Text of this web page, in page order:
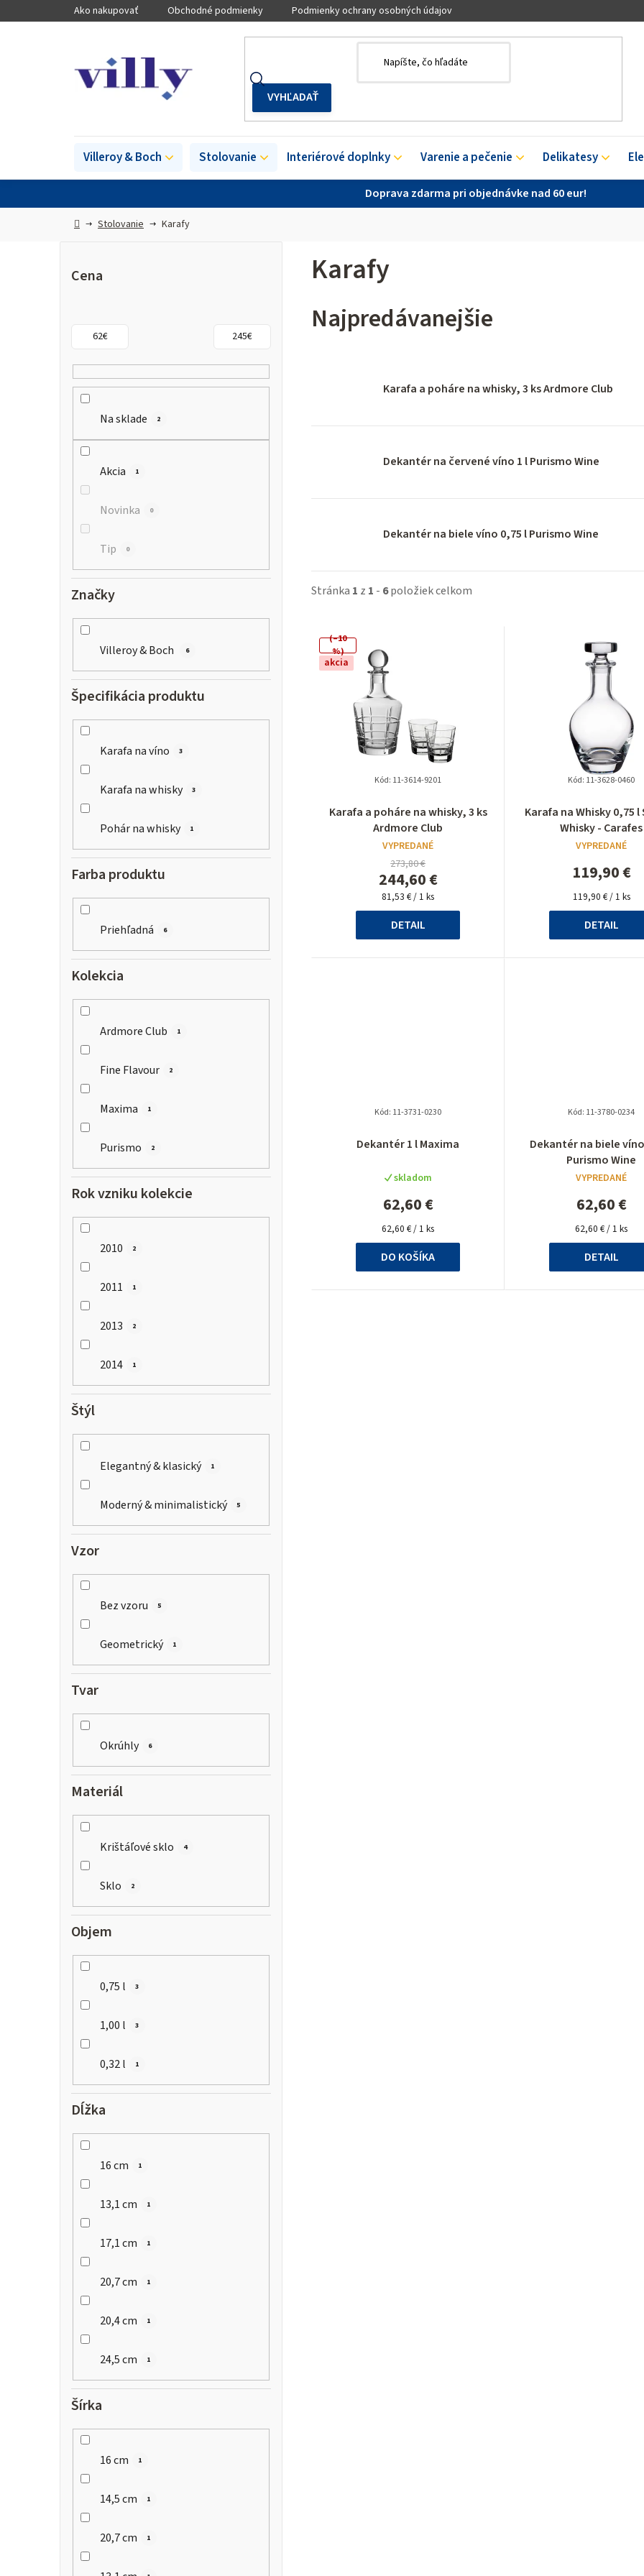
na
Doprava zdarma pri objednávke nad 60 eur!
Ako nakupovať Obchodné podmienky Podmienky ochrany osobných údajov
Villeroy & Boch Stolovanie Interiérové doplnky Varenie a pečenie Delikatesy
DomovStolovanie Karafy
Cena
62€ 245€
Na sklade 2
Akcia 1
Novinka 0
Tip 0
Značky
Villeroy & Boch 6
Špecifikácia produktu
Karafa na víno 3
Karafa na whisky 3
Pohár na whisky 1
Farba produktu
Priehľadná 6
Kolekcia
Ardmore Club 1
Fine Flavour 2
Maxima 1
Purismo 2
Rok vzniku kolekcie
2010 2
2011 1
2013 2
2014 1
Štýl
Elegantný & klasický 1
Moderný & minimalistický 5
Vzor
Bez vzoru 5
Geometrický 1
Tvar
Okrúhly 6
Materiál
Krištáľové sklo 4
Sklo 2
Objem
0,75 l 3
1,00 l 3
0,32 l 1
Dĺžka
16 cm 1
13,1 cm 1
17,1 cm 1
20,7 cm 1
20,4 cm 1
24,5 cm 1
Šírka
16 cm 1
14,5 cm 1
20,7 cm 1
Karafy
Najpredávanejšie
Karafa a poháre na whisky, 3 ks Ardmore Club
Dekantér na červené víno 1 l Purismo Wine
Dekantér na biele víno 0,75 l Purismo Wine
Stránka 1 z 1 - 6položiek celkom
V
ý
t
akcia
Karafa a poháre na whisky, 3 ks
Ardmore Club
hodnotenie
produktu
je
5,0
z
5
hviezdičiek.
VYPREDANÉ
244,60 €
273,80 €
(–10
%)
Jednotková
cena:
81,53 € / 1 ks
DETAIL
Kód: 11-3614-9201
Karafa na Whisky 0,75
Whisky - Carafes
produktu
je
5,0
z
5
VYPREDANÉ
119,90 €
Jednotková
cena:
119,90 € / 1 ks
DETAIL
Kód: 11-3628-0460
Dekantér 1 l Maxima
hodnotenie
je
5,0
z
5
hviezdičiek.
skladom
62,60 €
Jednotková
cena:
62,60 € / 1 ks
DO KOŠÍKA
Kód: 11-3731-0230
Dekantér na biele
Purismo Wine
produktu
je
5,0
z
5
VYPREDANÉ
62,60 €
Jednotková
cena:
62,60 € / 1 ks
DETAIL
Kód: 11-3780-0234